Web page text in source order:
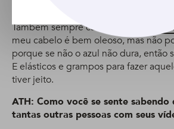
Também sempre carrego comigo
meu cabelo é bem oleoso, mas não
porque se não o azul não dura, então
E elásticos e grampos para fazer
tiver jeito.
ATH: Como você se sente sabendo
tantas outras pessoas com seus